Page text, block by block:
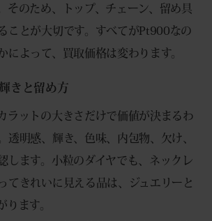
そのため、トップ、チェーン、留め具
ことが大切です。すべてがPt900なの
によって、買取価格は変わります。
きと留め方
ラットの大きさだけで価値が決まるわ
透明感、輝き、色味、内包物、欠け、
します。小粒のダイヤでも、ネックレ
てきれいに見える品は、ジュエリーと
ります。